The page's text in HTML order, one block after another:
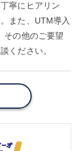
寧にヒアリン
また、UTM導入
その他のご要望
ください。